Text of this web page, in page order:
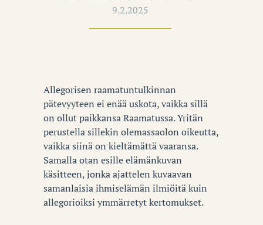
9.2.2025
Allegorisen raamatuntulkinnan
pätevyyteen ei enää uskota, vaikka sillä
on ollut paikkansa Raamatussa.Yritän
perustella sillekin olemassaolon oikeutta,
vaikka siinä on kieltämättä vaaransa.
Samalla otan esille elämänkuvan
käsitteen, jonka ajattelen kuvaavan
samanlaisia ihmiselämän ilmiöitä kuin
allegorioiksi ymmärretyt kertomukset.